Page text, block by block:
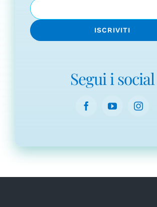
Segui i social